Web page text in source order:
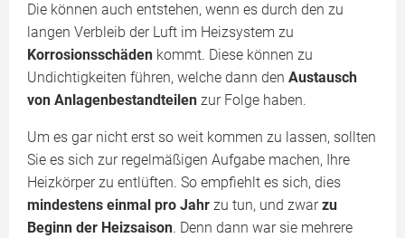
Die können auch entstehen, wenn es durch den zu
langen Verbleib der Luft im Heizsystem zu
Korrosionsschäden kommt. Diese können zu
Undichtigkeiten führen, welche dann den Austausch
von Anlagenbestandteilen zur Folge haben.
Um es gar nicht erst so weit kommen zu lassen, sollten
Sie es sich zur regelmäßigen Aufgabe machen, Ihre
Heizkörper zu entlüften. So empfiehlt es sich, dies
mindestens einmal pro Jahr zu tun, und zwarzu
Beginn der Heizsaison. Denn dann war sie mehrere